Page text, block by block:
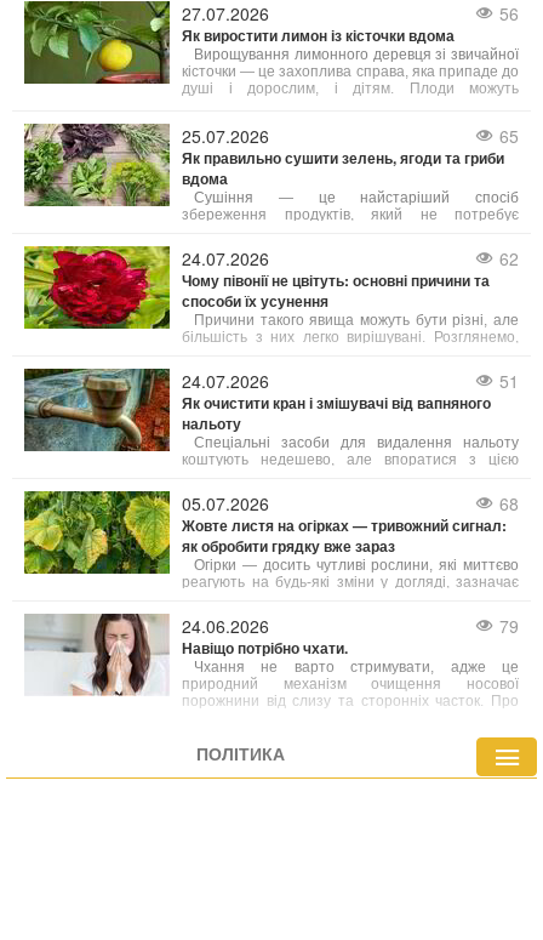
протягом місяців або навіть років. Причин
відсутності цвітіння декілька, і більшість з них
легко усунути.
27.07.2026 56
Як виростити лимон із кісточки вдома
Вирощування лимонного деревця зі звичайної
кісточки — це захоплива справа, яка припаде до
душі і дорослим, і дітям. Плоди можуть
чудовою прикрасою будь-якого підвіконня.
Головне — знати кілька корисних порад, з яких
починається успіх.
25.07.2026 65
Як правильно сушити зелень, ягоди та гриби
вдома
Сушіння — це найстаріший спосіб
збереження продуктів, який не потребує
зберегти корисні речовини. Якщо зелень, ягоди
або гриби висушені за правилами, вони довго
зберігають свій аромат і смакові властивості.
Розглянемо, як сушити різні продукти вдома
різними методами.
24.07.2026 62
Чому півонії не цвітуть: основні причини та
способи їх усунення
Причини такого явища можуть бути різні, але
більшість з них легко вирішувані. Розглянемо,
щороку радували рясним і тривалим цвітінням.
24.07.2026 51
Як очистити кран і змішувачі від вапняного
нальоту
Спеціальні засоби для видалення нальоту
коштують недешево, але впоратися з цією
продуктами. Розглянемо, як повернути блиск
сантехніці й при цьому не пошкодити її
делікатне покриття.
05.07.2026 68
Жовте листя на огірках — тривожний сигнал:
як обробити грядку вже зараз
Огірки — досить чутливі рослини, які миттєво
реагують на будь-які зміни у догляді, зазначає
кілька днів спеки, нерегулярного поливу або
неправильного внесення добрив.
24.06.2026 79
Навіщо потрібно чхати.
Чхання не варто стримувати, адже це
природний механізм очищення носової
порожнини від слизу та сторонніх часток. Про
ПОЛІТИКА